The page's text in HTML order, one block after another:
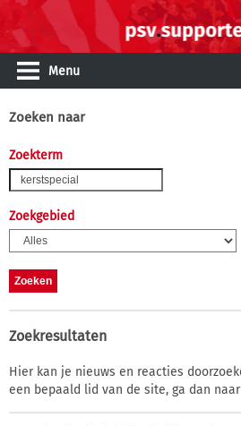
Menu
Zoeken naar
Zoekterm
Zoekgebied
Zoekresultaten
Hier kan je nieuws en reacties
een bepaald lid van de site, ga dan